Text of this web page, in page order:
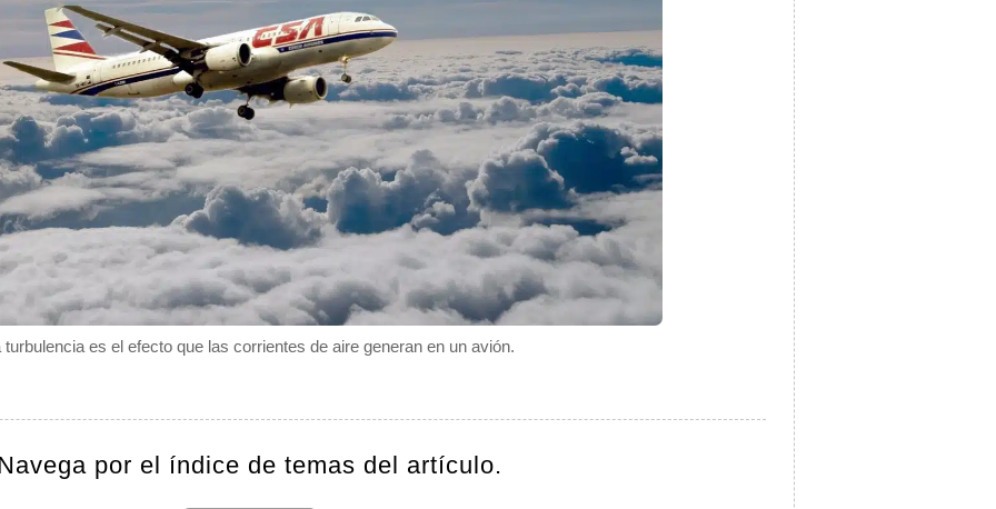
turbulencia es el efecto que las corrientes de aire generan en un avión.
por el índice de temas del artículo.